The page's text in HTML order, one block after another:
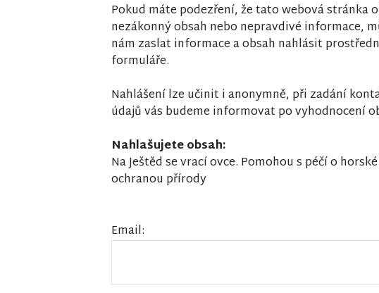
Pokud máte podezření, že tato webová stránka
nezákonný obsah nebo nepravdivé informace,
nám zaslat informace a obsah nahlásit
formuláře.
Nahlášení lze učinit i anonymně, při zadání
údajů vás budeme informovat po vyhodnocení
Nahlašujete obsah:
Na Ještěd se vrací ovce. Pomohou s péčí o
ochranou přírody
Email: